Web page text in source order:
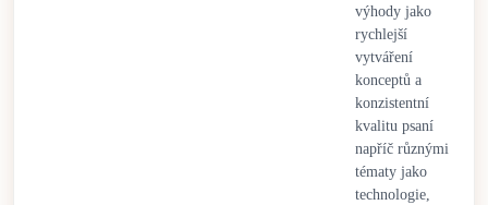
výhody jako
rychlejší
vytváření
konceptů a
konzistentní
kvalitu psaní
napříč různými
tématy jako
technologie,